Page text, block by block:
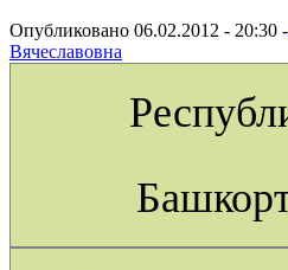
Опубликовано 06.02.2012 - 20:30 -
Вячеславовна